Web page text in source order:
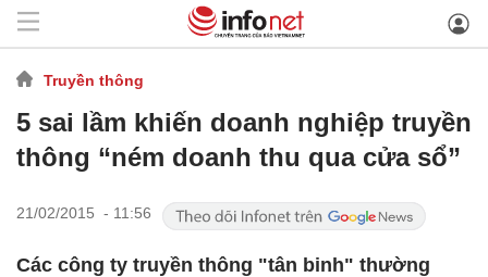
Truyền thông
5 sai lầm khiến doanh nghiệp truyền
thông “ném doanh thu qua cửa sổ”
21/02/2015 - 11:56
Các công ty truyền thông "tân binh" thường